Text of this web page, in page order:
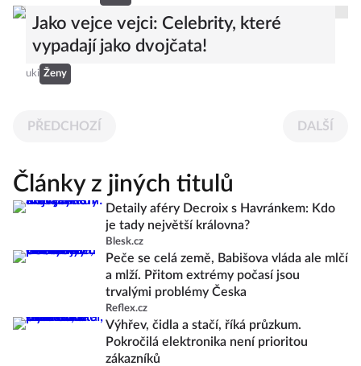
Jako vejce vejci: Celebrity, které
vypadají jako dvojčata!
uki Ženy
PŘEDCHOZÍ DALŠÍ
Články z jiných titulů
Detaily aféry Decroix s Havránkem: Kdo
je tady největší královna?
Blesk.cz
Peče se celá země, Babišova vláda ale mlčí
a mlží. Přitom extrémy počasí jsou
trvalými problémy Česka
Reflex.cz
Výhřev, čidla a stačí, říká průzkum.
Pokročilá elektronika není prioritou
zákazníků